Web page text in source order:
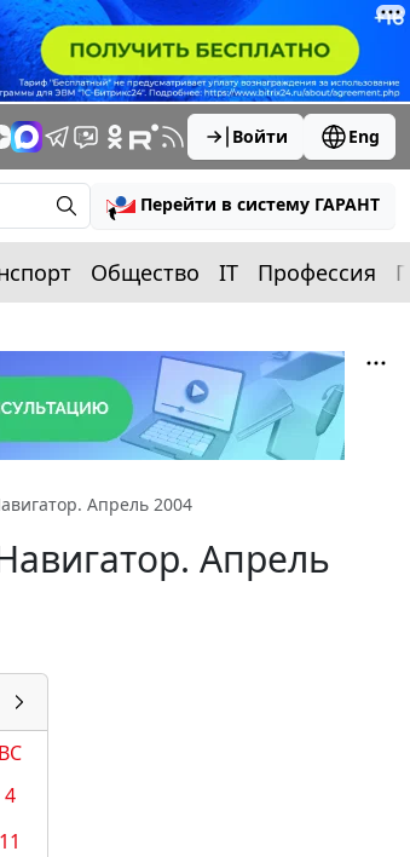
Войти Eng
Перейти в систему ГАРАНТ
Общество IT Профессия
Апрель 2004
Апрель
ВС
4
11